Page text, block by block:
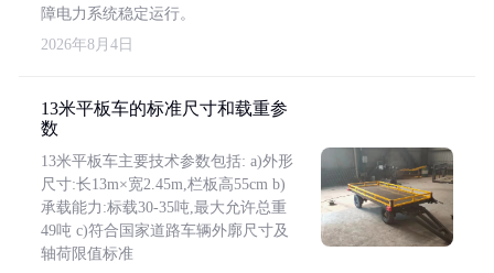
障电力系统稳定运行。
2026年8月4日
13米平板车的标准尺寸和载重参
数
13米平板车主要技术参数包括: a)外形
尺寸:长13m×宽2.45m,栏板高55cm b)
承载能力:标载30-35吨,最大允许总重
49吨 c)符合国家道路车辆外廓尺寸及
轴荷限值标准